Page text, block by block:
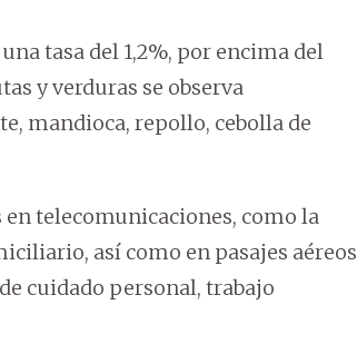
tasa del 1,2%, por encima del
y verduras se observa
mandioca, repollo, cebolla de
telecomunicaciones, como la
así como en pasajes aéreos
cuidado personal, trabajo